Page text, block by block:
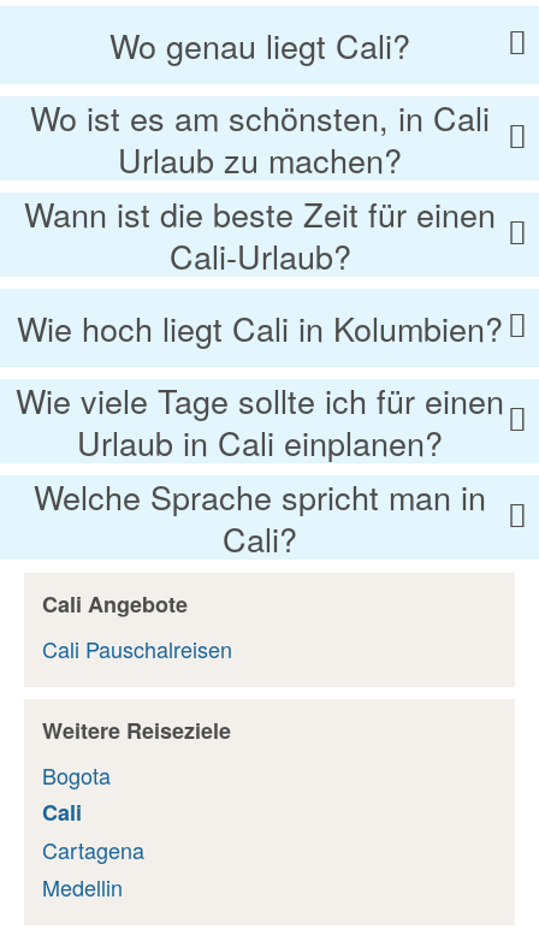
Wo genau liegt Cali?
Wo ist es am schönsten, in Cali
Urlaub zu machen?
Wann ist die beste Zeit für einen
Cali-Urlaub?
Wie hoch liegt Cali in Kolumbien?
Wie viele Tage sollte ich für einen
Urlaub in Cali einplanen?
Welche Sprache spricht man in
Cali?
Cali Angebote
Cali Pauschalreisen
Weitere Reiseziele
Bogota
Cali
Cartagena
Medellin